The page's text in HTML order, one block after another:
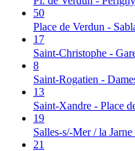
50
Place de Verdun -
17
Saint-Christophe -
8
Saint-Rogatien -
13
Saint-Xandre - Place
19
Salles-s/-Mer / la
21